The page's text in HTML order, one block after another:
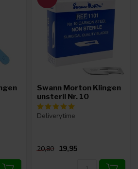
Swann Morton Klingen
unsteril Nr. 10
Deliverytime
20,80 19,95